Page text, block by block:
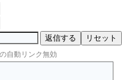
自動リンク無効